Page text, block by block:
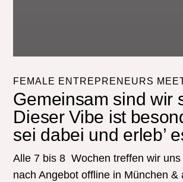
FEMALE ENTREPRENEURS
Gemeinsam sind wir
Dieser Vibe ist
sei dabei und erleb’
Alle 7 bis 8 Wochen treffen wir
nach Angebot offline in München &